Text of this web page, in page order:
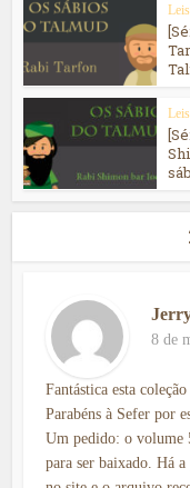
8 de
Fantástica esta
Parabéns à Sefer por
Um pedido: o volume
para ser baixado. Há a